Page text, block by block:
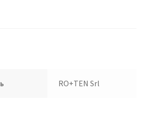
RO+TEN Srl